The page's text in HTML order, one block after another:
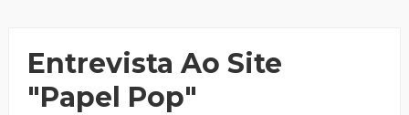
Entrevista Ao Site
"Papel Pop"